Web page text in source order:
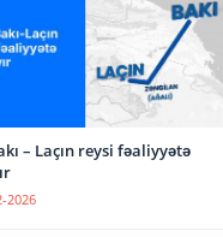
– Laçın reysi fəaliyyətə
2026